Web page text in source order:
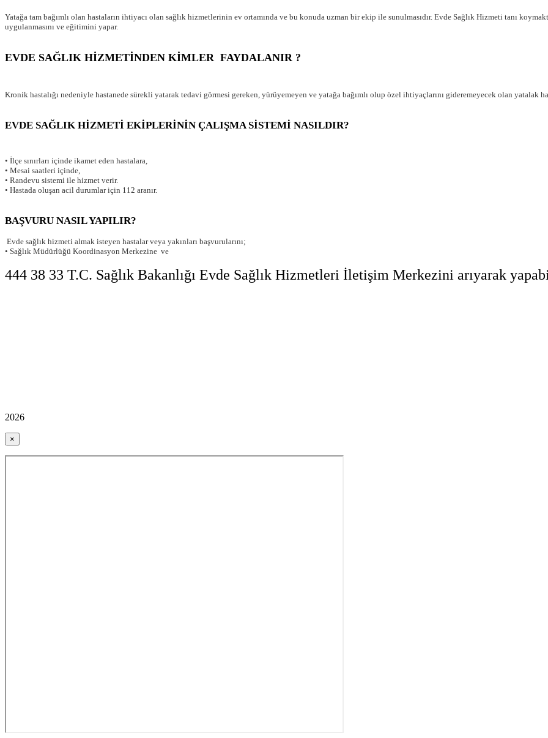
Yatağa tam bağımlı olan hastaların ihtiyacı olan sağlık hizmetlerinin ev ortamında ve bu konuda uzman bir ekip ile sunulmasıdır. Evde Sağlık Hizmeti tanı
uygulanmasını ve eğitimini yapar.
EVDE SAĞLIK HİZMETİNDEN KİMLER FAYDALANIR ?
Kronik hastalığı nedeniyle hastanede sürekli yatarak tedavi görmesi gereken, yürüyemeyen ve yatağa bağımlı olup özel ihtiyaçlarını gideremeyecek olan yatalak
EVDE SAĞLIK HİZMETİ EKİPLERİNİN ÇALIŞMA SİSTEMİ NASILDIR?
• İlçe sınırları içinde ikamet eden hastalara,
• Mesai saatleri içinde,
• Randevu sistemi ile hizmet verir.
• Hastada oluşan acil durumlar için 112 aranır.
BAŞVURU NASIL YAPILIR?
Evde sağlık hizmeti almak isteyen hastalar veya yakınları başvurularını;
• Sağlık Müdürlüğü Koordinasyon Merkezine ve
444 38 33 T.C. Sağlık Bakanlığı Evde Sağlık Hizmetleri İletişim Merkezini arıyarak
2026
×